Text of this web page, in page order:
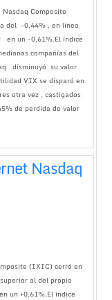
Composite
del -0,44% , en línea
en un -0,61%.El índice
compañías del
disminuyó su valor
VIX se disparó en
otra vez , castigados
de perdida de valor
Nasdaq
(IXIC) cerró en
al del propio
un +0,61%.El índice